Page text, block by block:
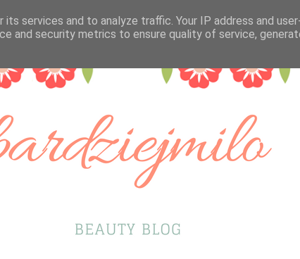
services and to analyze traffic. Your IP address and
and security metrics to ensure quality of service,